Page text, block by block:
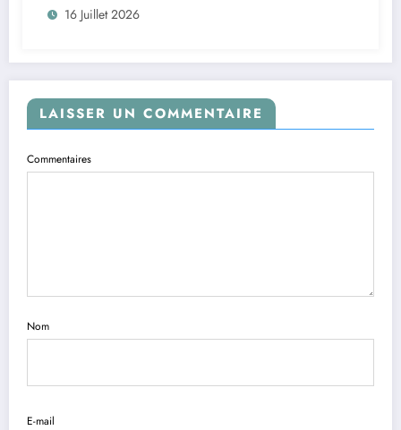
16 Juillet 2026
LAISSER UN COMMENTAIRE
Commentaires
Nom
E-mail